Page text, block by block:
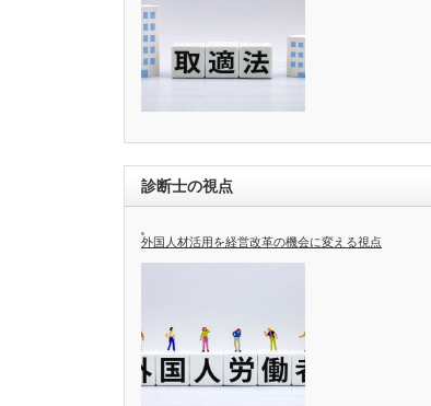
診断士の視点
外国人材活用を経営改革の機会に変える視点